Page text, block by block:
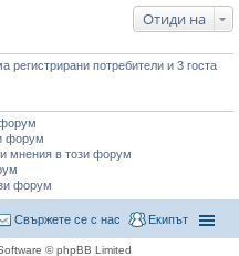
Отиди на
потребители и 3 госта
форум
мнения в този форум
форум
Екипът
Свържете се с нас
© phpBB Limited